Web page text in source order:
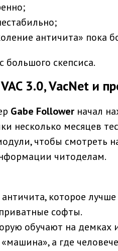
античита» пока
большого скепсиса.
3.0, VacNet и
Gabe Follower начал
несколько месяцев
чтобы смотреть
читоделам.
которое
софты.
обучают на демках
а где